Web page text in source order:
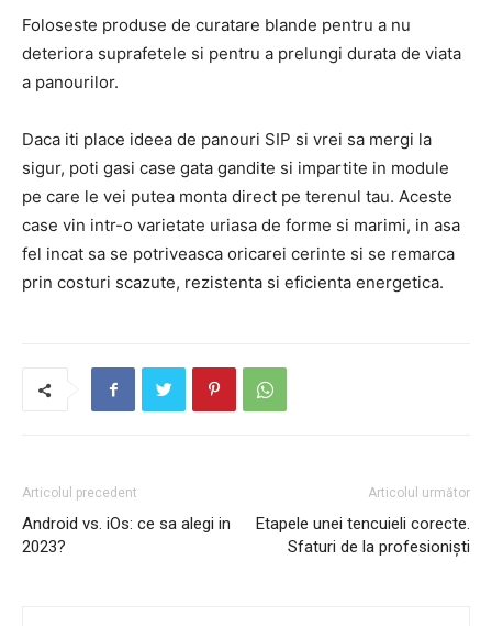
Foloseste produse de curatare blande pentru a nu
deteriora suprafetele si pentru a prelungi durata de viata
a panourilor.
Daca iti place ideea de panouri SIP si vrei sa mergi la
sigur, poti gasi case gata gandite si impartite in module
pe care le vei putea monta direct pe terenul tau. Aceste
case vin intr-o varietate uriasa de forme si marimi, in asa
fel incat sa se potriveasca oricarei cerinte si se remarca
prin costuri scazute, rezistenta si eficienta energetica.
Articolul precedent
Android vs. iOs: ce sa alegi in
2023?
Articolul următor
Etapele unei tencuieli corecte.
Sfaturi de la profesioniști